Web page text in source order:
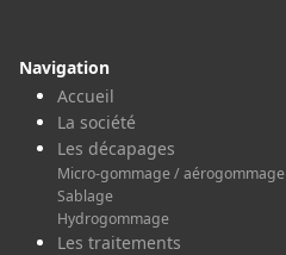
Navigation
Accueil
La société
Les décapages
Micro-gommage / aérogommage
Sablage
Hydrogommage
Les traitements